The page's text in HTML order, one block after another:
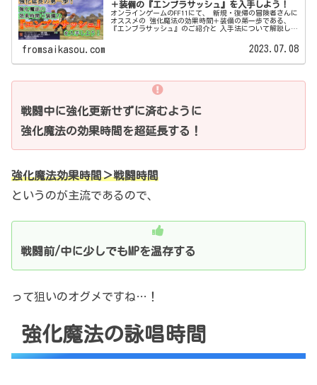
＋装備の『エンブラサッシュ』を入手しよう！
オンラインゲームのFF11にて、 新規・復帰の冒険者さんに
オススメの 強化魔法の効果時間＋装備の第一歩である、
『エンブラサッシュ』のご紹介と 入手法について解説した
fromsaikasou.com 2023.07.08
戦闘中に強化更新せずに済むように
強化魔法の効果時間を超延長する！
強化魔法効果時間＞戦闘時間
というのが主流であるので、
戦闘前/中に少しでもMPを温存する
って狙いのオグメですね…！
強化魔法の詠唱時間